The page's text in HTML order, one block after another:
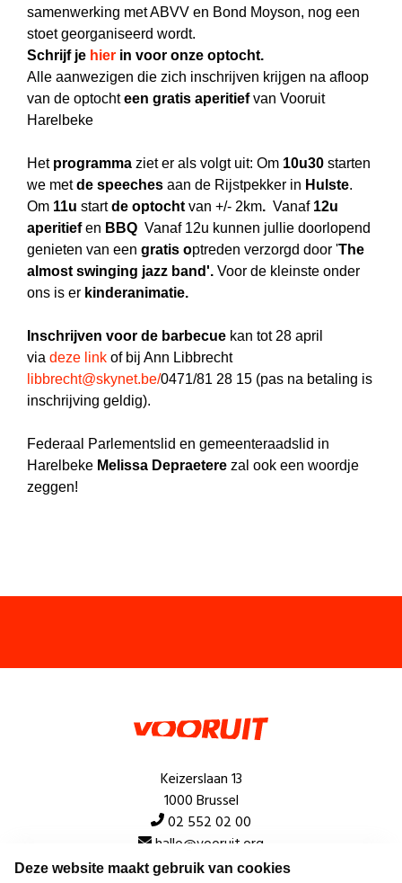
Deze website maakt gebruik van cookies
samenwerking met ABVV en Bond Moyson, nog een
stoet georganiseerd wordt.
Schrijf je hier in voor onze optocht.
Alle aanwezigen die zich inschrijven krijgen na afloop
van de optochteen gratis aperitiefvan Vooruit
Harelbeke
Het programma ziet er als volgt uit:Om 10u30starten
we metde speechesaan de Rijstpekker in Hulste.
Om 11ustartde optochtvan +/- 2km.Vanaf 12u
aperitiefen BBQVanaf 12u kunnen jullie doorlopend
genieten van eengratis optreden verzorgd door 'The
almost swinging jazz band'.Voor de kleinste onder
ons is er kinderanimatie.
Inschrijven voor de barbecue kan tot 28 april
viadeze linkof bij Ann Libbrecht
libbrecht@skynet.be/0471/81 28 15 (pas na betaling is
inschrijving geldig).
Federaal Parlementslid en gemeenteraadslid in
Harelbeke Melissa Depraetere zal ook een woordje
zeggen!
Keizerslaan 13
1000 Brussel
02 552 02 00
hallo@vooruit.org